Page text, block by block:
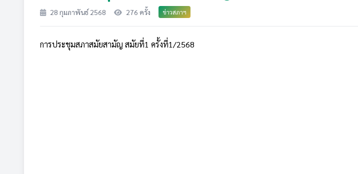
28 กุมภาพันธ์ 2568 276 ครั้ง ข่าวสภาฯ
การประชุมสภาสมัยสามัญ สมัยที่1 ครั้งที่1/2568